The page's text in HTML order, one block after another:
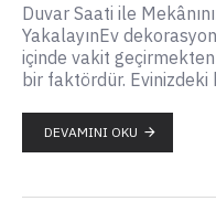
Duvar Saati ile
YakalayınEv
içinde vakit
bir faktördür. Evinizdeki
DEVAMINI OKU